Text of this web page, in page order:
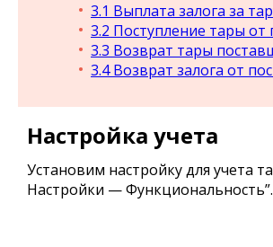
3.1 Выплата залога за
3.2 Поступление тары от
3.3 Возврат тары
3.4Возврат залога от
Настройка учета
Установим настройку для учета
Настройки — Функциональность”.